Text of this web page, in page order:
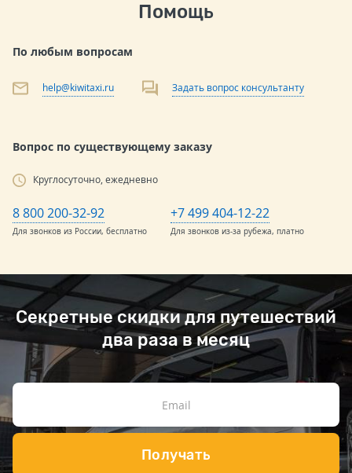
Помощь
По любым вопросам
help@kiwitaxi.ru Задать вопрос консультанту
Вопрос по существующему заказу
Круглосуточно, ежедневно
8 800 200-32-92
Для звонков из России, бесплатно
+7 499 404-12-22
Для звонков из-за рубежа, платно
Секретные скидки для путешествий
два раза в месяц
Получать